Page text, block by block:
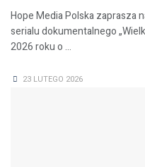
Hope Media Polska zaprasza
serialu dokumentalnego
2026 roku o ...
23 LUTEGO 2026